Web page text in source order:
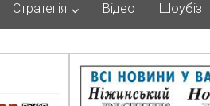
Стратегія Відео Шоубіз